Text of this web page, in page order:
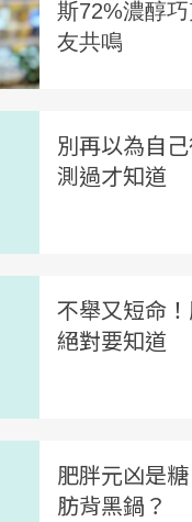
別再以為自
測過才知道
不舉又短命
絕對要知道
肥胖元凶是
肪背黑鍋？